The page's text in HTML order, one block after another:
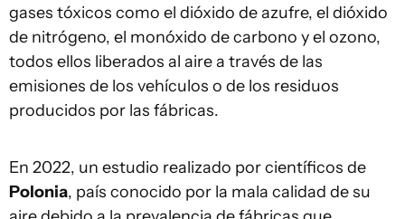
gases tóxicos como el dióxido de azufre, el dióxido
de nitrógeno, el monóxido de carbono y el ozono,
todos ellos liberados al aire a través de las
emisiones de los vehículos o de los residuos
producidos por las fábricas.
En 2022, un estudio realizado por científicos de
Polonia, país conocido por la mala calidad de su